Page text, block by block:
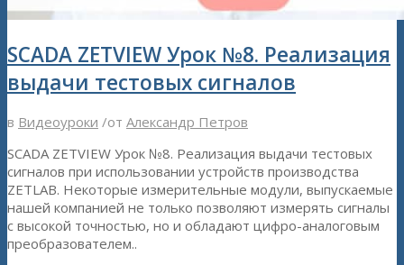
SCADA ZETVIEW Урок №8. Реализация
выдачи тестовых сигналов
в Видеоуроки /от Александр Петров
SCADA ZETVIEW Урок №8. Реализация выдачи тестовых
сигналов при использовании устройств производства
ZETLAB. Некоторые измерительные модули, выпускаемые
нашей компанией не только позволяют измерять сигналы
с высокой точностью, но и обладают цифро-аналоговым
преобразователем..